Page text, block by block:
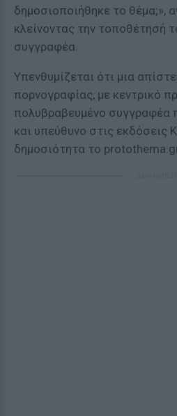
δημοσιοποιήθηκε το θέμα;»,
κλείνοντας την τοποθέτησή
συγγραφέα.
Υπενθυμίζεται ότι μια
πορνογραφίας, με κεντρικό
πολυβραβευμένο συγγραφέα
και υπεύθυνο στις εκδόσεις
δημοσιότητα το